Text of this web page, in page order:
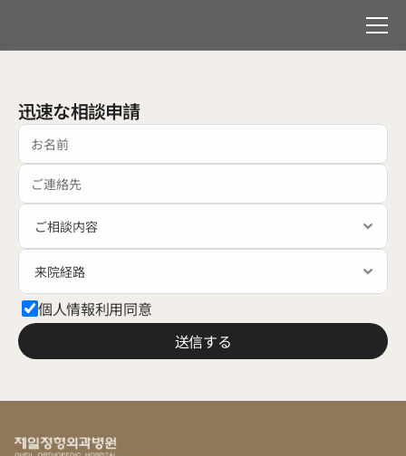
迅速な相談申請
個人情報利用同意
送信する